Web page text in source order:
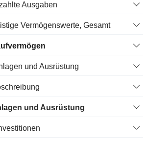
Ausgaben
Vermögenswerte, Gesamt
und Ausrüstung
und Ausrüstung